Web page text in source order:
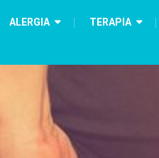
ALERGIA TERAPIA